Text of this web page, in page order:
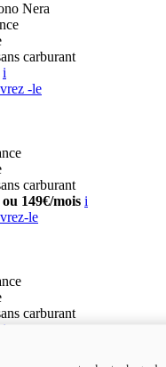
Nera
carburant
i
-le
carburant
149€/mois i
le
carburant
i